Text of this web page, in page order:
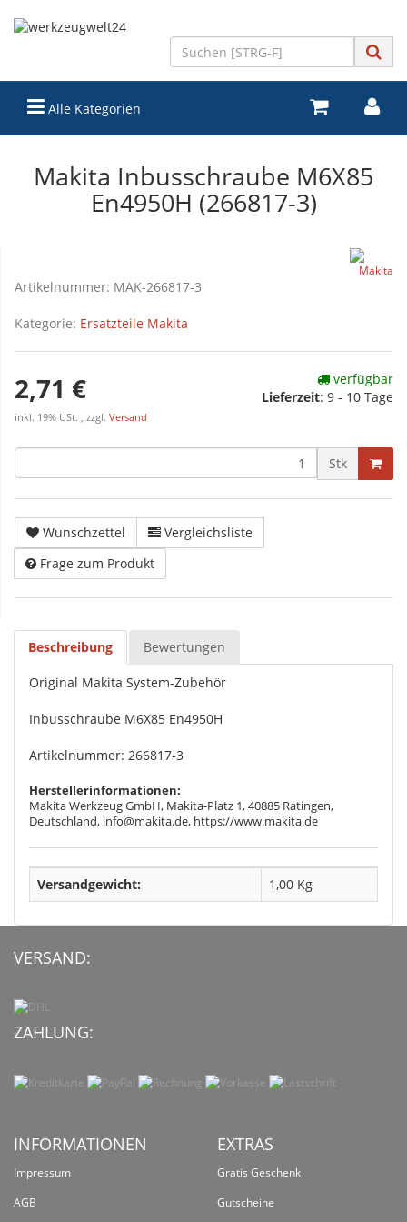
Alle Kategorien
Makita Inbusschraube M6X85
En4950H (266817-3)
Artikelnummer: MAK-266817-3
Kategorie: Ersatzteile Makita
2,71 €
inkl. 19% USt. , zzgl. Versand
verfügbar
Lieferzeit: 9 - 10 Tage
Stk
Wunschzettel
Vergleichsliste
Frage zum Produkt
Beschreibung Bewertungen
Original Makita System-Zubehör
Inbusschraube M6X85 En4950H
Artikelnummer: 266817-3
Herstellerinformationen:
Makita Werkzeug GmbH, Makita-Platz 1, 40885 Ratingen,
Deutschland, info@makita.de, https://www.makita.de
Versandgewicht: 1,00 Kg
VERSAND:
ZAHLUNG:
INFORMATIONEN
Impressum
AGB
EXTRAS
Gratis Geschenk
Gutscheine